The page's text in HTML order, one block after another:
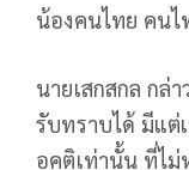
น้องคนไทย คนไ
นายเสกสกล กล่
รับทราบได้ มีแต่
อคติเท่านั้น ที่ไ